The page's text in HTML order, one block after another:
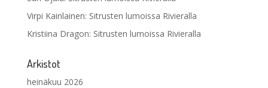
Virpi Kainlainen: Sitrusten lumoissa Rivieralla
Kristiina Dragon: Sitrusten lumoissa Rivieralla
Arkistot
heinäkuu 2026